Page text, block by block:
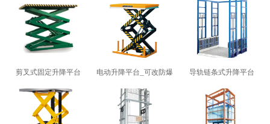
剪叉式固定升降平台 电动升降平台_可改防爆 导轨链条式升降平台